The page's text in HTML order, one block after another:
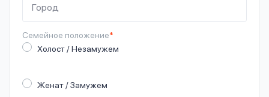
Семейное положение*
Холост / Незамужем
Женат / Замужем